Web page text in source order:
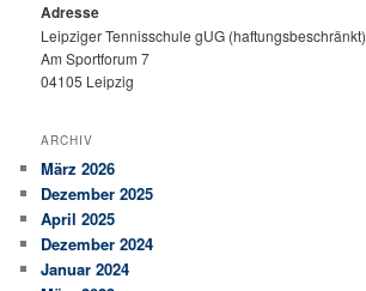
Adresse
Leipziger Tennisschule gUG (haftungsbeschränkt)
Am Sportforum 7
04105 Leipzig
ARCHIV
März 2026
Dezember 2025
April 2025
Dezember 2024
Januar 2024